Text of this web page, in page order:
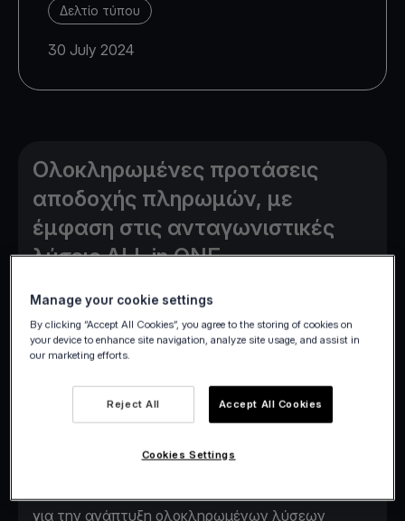
Δελτίο τύπου
30 July 2024
Ολοκληρωμένες προτάσεις
αποδοχής πληρωμών, με
έμφαση στις ανταγωνιστικές
λύσεις ALL in ONE
H Viva.com, o πρώτος acquirer στην Ευρώπη που
υποστηρίζει την αποδοχή πληρωμών σε
οποιαδήποτε συσκευή σε 24 χώρες, και η EPSILON
παροχή επιχειρηματικού λογισμικού για
για την ανάπτυξη ολοκληρωμένων λύσεων
Manage your cookie settings
By clicking “Accept All Cookies”, you agree to the storing of cookies on
your device to enhance site navigation, analyze site usage, and assist in
our marketing efforts.
Reject All Accept All Cookies
Cookies Settings